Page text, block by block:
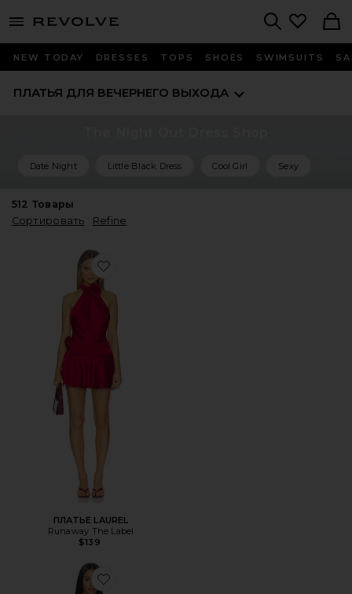
menu - shows more content
NEW TODAY DRESSES TOPS SHOES SWIMSUITS
ПЛАТЬЯ ДЛЯ ВЕЧЕРНЕГО ВЫХОДА
Date Night Little Black Dress Cool Girl Sexy
512 Товары
Сортировать
Refine
Favorite ПЛАТЬЕ LAUREL
ПЛАТЬЕ LAUREL
Runaway The Label
$139
Favorite ПЛАТЬЕ ELKIE